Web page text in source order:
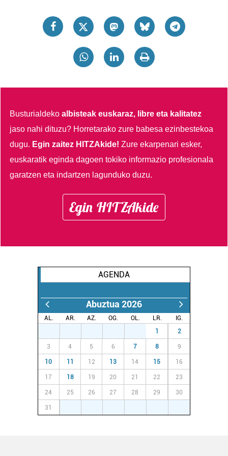
Webgune honek cookie propioak eta hirugarrenen cookie-
fitxategiak erabiltzen ditu. Zure esperientzia eta
baliatzen gara. Ohar hau onartuz gero, teknologia hori
erabiltzeko baimen esplizitua ematen diguzu.
Busturialdekoalbisteak euskaraz, libre eta kalitatez
jaso nahi dituzu? Horretarako zure babesa ezinbestekoa
dugu. Egin zaitez HITZAkide!Zure ekarpenari esker,
euskaratik eginda dagoen tokiko informazio profesionala
garatzen eta indartzen lagunduko duzu.
Egin HITZAkide
AGENDA
Abuztua 2026
AL. AR. AZ. OG. OL. LR.
IG.
1 2
3 4 5 6 7 8 9
10 11 12 13 14 15 16
17 18 19 20 21 22 23
24 25 26 27 28 29 30
31